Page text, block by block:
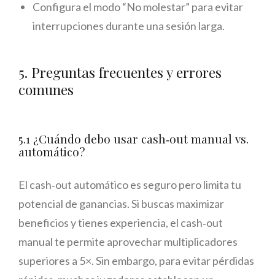
Configura el modo “No molestar” para evitar
interrupciones durante una sesión larga.
5. Preguntas frecuentes y errores
comunes
5.1 ¿Cuándo debo usar cash‑out manual vs.
automático?
El cash‑out automático es seguro pero limita tu
potencial de ganancias. Si buscas maximizar
beneficios y tienes experiencia, el cash‑out
manual te permite aprovechar multiplicadores
superiores a 5×. Sin embargo, para evitar pérdidas